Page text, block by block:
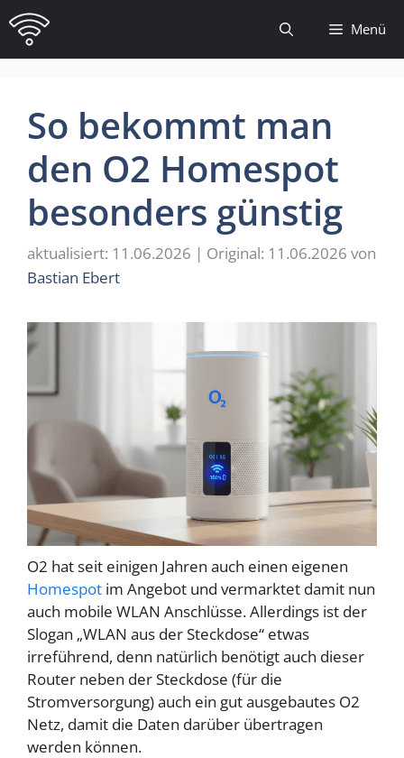
Zum
Inhalt
springen
Menü
So bekommt man
den O2 Homespot
besonders günstig
11.06.2026 11.06.2026 von
Bastian Ebert
O2 hat seit einigen Jahren auch einen eigenen
Homespot im Angebot und vermarktet damit nun
auch mobile WLAN Anschlüsse. Allerdings ist der
Slogan „WLAN aus der Steckdose“ etwas
irreführend, denn natürlich benötigt auch dieser
Router neben der Steckdose (für die
Stromversorgung) auch ein gut ausgebautes O2
Netz, damit die Daten darüber übertragen
werden können.